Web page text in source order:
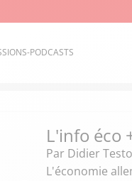
PODCASTS
L'info éco
Par Didier
L'économie